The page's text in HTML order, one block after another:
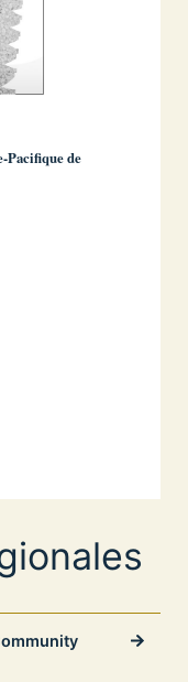
Pacifique de